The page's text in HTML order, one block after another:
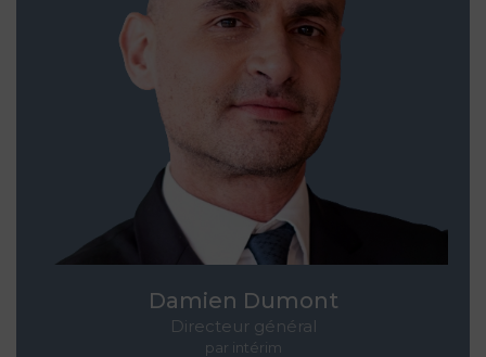
Damien Dumont
Directeur général
par intérim
Damien Dumont
Direction générale